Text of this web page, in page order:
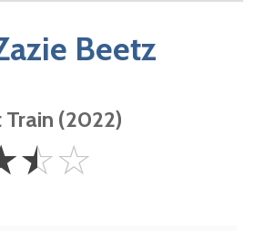
Beetz
Train (2022)
☆☆